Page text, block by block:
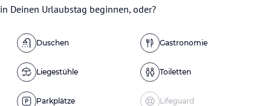
in Deinen Urlaubstag beginnen, oder?
Duschen Gastronomie
Liegestühle Toiletten
Parkplätze Lifeguard